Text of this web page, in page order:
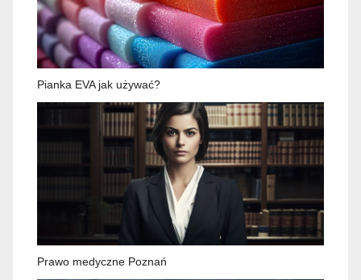
Pianka EVA jak używać?
Prawo medyczne Poznań